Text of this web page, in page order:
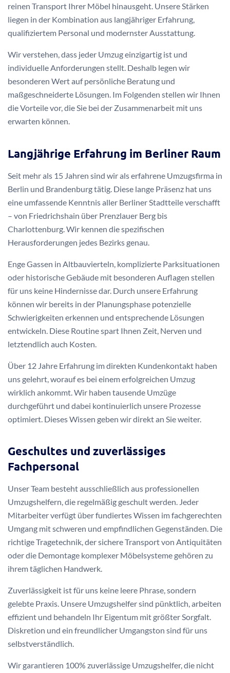
reinen Transport Ihrer Möbel hinausgeht. Unsere Stärken
liegen in der Kombination aus langjähriger Erfahrung,
qualifiziertem Personal und modernster Ausstattung.
Wir verstehen, dass jeder Umzug einzigartig ist und
individuelle Anforderungen stellt. Deshalb legen wir
besonderen Wert auf persönliche Beratung und
maßgeschneiderte Lösungen. Im Folgenden stellen wir Ihnen
die Vorteile vor, die Sie bei der Zusammenarbeit mit uns
erwarten können.
Langjährige Erfahrung im Berliner Raum
Seit mehr als 15 Jahren sind wir als erfahrene Umzugsfirma in
Berlin und Brandenburg tätig. Diese lange Präsenz hat uns
eine umfassende Kenntnis aller Berliner Stadtteile verschafft
– von Friedrichshain über Prenzlauer Berg bis
Charlottenburg. Wir kennen die spezifischen
Herausforderungen jedes Bezirks genau.
Enge Gassen in Altbauvierteln, komplizierte Parksituationen
oder historische Gebäude mit besonderen Auflagen stellen
für uns keine Hindernisse dar. Durch unsere Erfahrung
können wir bereits in der Planungsphase potenzielle
Schwierigkeiten erkennen und entsprechende Lösungen
entwickeln. Diese Routine spart Ihnen Zeit, Nerven und
letztendlich auch Kosten.
Über 12 Jahre Erfahrung im direkten Kundenkontakt haben
uns gelehrt, worauf es bei einem erfolgreichen Umzug
wirklich ankommt. Wir haben tausende Umzüge
durchgeführt und dabei kontinuierlich unsere Prozesse
optimiert. Dieses Wissen geben wir direkt an Sie weiter.
Geschultes und zuverlässiges
Fachpersonal
Unser Team besteht ausschließlich aus professionellen
Umzugshelfern, die regelmäßig geschult werden. Jeder
Mitarbeiter verfügt über fundiertes Wissen im fachgerechten
Umgang mit schweren und empfindlichen Gegenständen. Die
richtige Tragetechnik, der sichere Transport von Antiquitäten
oder die Demontage komplexer Möbelsysteme gehören zu
ihrem täglichen Handwerk.
Zuverlässigkeit ist für uns keine leere Phrase, sondern
gelebte Praxis. Unsere Umzugshelfer sind pünktlich, arbeiten
effizient und behandeln Ihr Eigentum mit größter Sorgfalt.
Diskretion und ein freundlicher Umgangston sind für uns
selbstverständlich.
Wir garantieren 100% zuverlässige Umzugshelfer, die nicht